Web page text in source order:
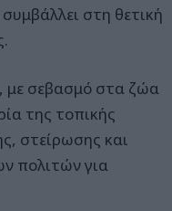
στη θετική
με σεβασμό στα ζώα
της τοπικής
στείρωσης και
πολιτών για